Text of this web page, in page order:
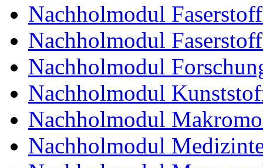
Nachholmodul
Nachholmodul
Nachholmodul
Nachholmodul
Nachholmodul
Nachholmodul